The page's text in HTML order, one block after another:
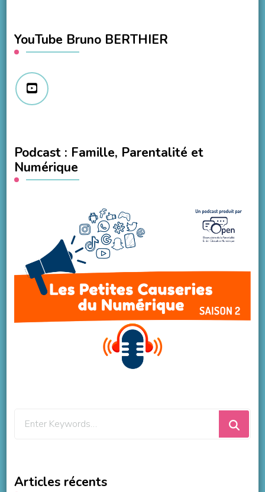
YouTube Bruno BERTHIER
Podcast : Famille, Parentalité et
Numérique
Articles récents